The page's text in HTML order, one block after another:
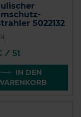
5022132
/ St
IN DEN